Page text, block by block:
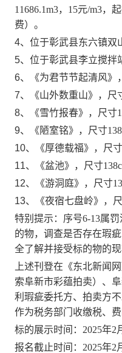
11686.1m3，15元/m3，
费）。
4、 位于彰武县东六镇双
5、 位于彰武县李立搅拌
6、
《为君节节起清风》
7、
《山外数重山》，尺
8、
《雪竹报春》，尺寸
9、
《陋室铭》，尺寸
10、
《厚德载福》，尺寸
11、
《盆池》，尺寸
12、
《游洞庭》，尺寸
13、
《夜宿七盘岭》，
特别提示：序号6-13属
的物，调查是否存在瑕
全了解并接受标的物的
上述刊登在《东北新闻
索阜新市彩蕴拍卖）、
利瑕疵委托方、拍卖方
作为税务部门收缴税、
标的展示时间： 2025年2
报名截止时间： 2025年2